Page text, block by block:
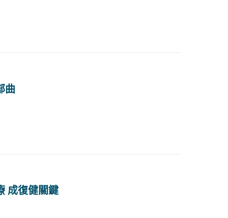
曲
成復健關鍵